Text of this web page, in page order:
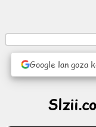
Google lan goza